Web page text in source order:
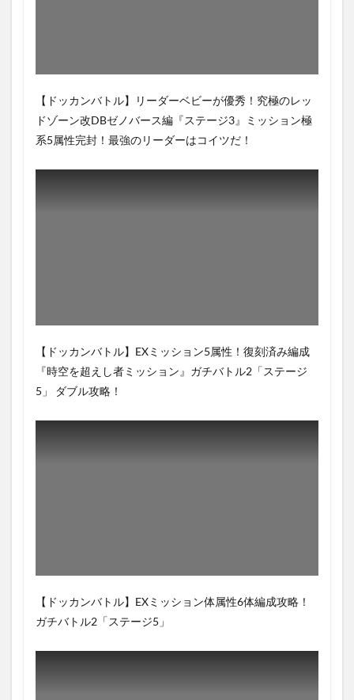
【ドッカンバトル】リーダーベビーが優秀！究極のレッ
ドゾーン改DBゼノバース編『ステージ3』ミッション極
系5属性完封！最強のリーダーはコイツだ！
【ドッカンバトル】EXミッション5属性！復刻済み編成
『時空を超えし者ミッション』ガチバトル2「ステージ
5」 ダブル攻略！
【ドッカンバトル】EXミッション体属性6体編成攻略！
ガチバトル2「ステージ5」